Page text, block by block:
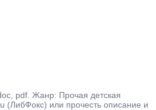
pdf. Жанр: Прочая детская
(ЛибФокс) или прочесть описание и